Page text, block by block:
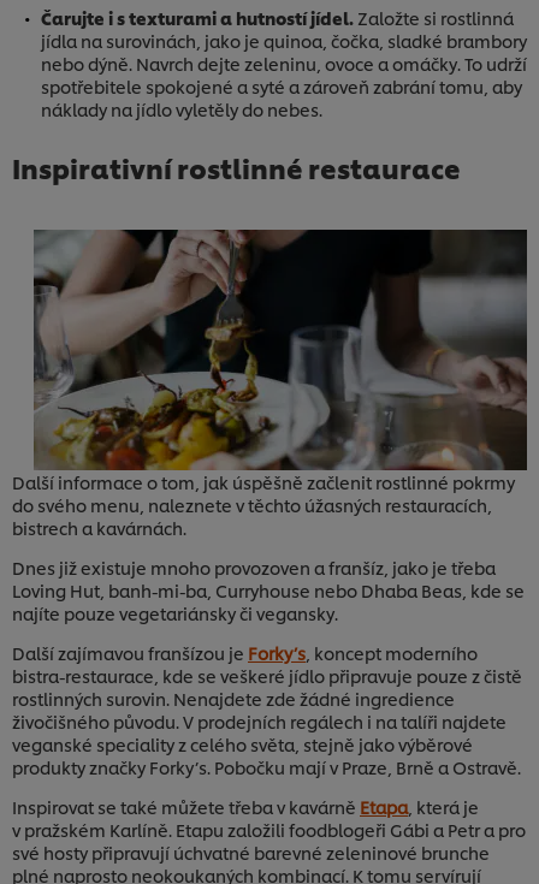
Čarujte i s texturami a hutností jídel. Založte si rostlinná
jídla na surovinách, jako je quinoa, čočka, sladké brambory
nebo dýně. Navrch dejte zeleninu, ovoce a omáčky. To udrží
spotřebitele spokojené a syté a zároveň zabrání tomu, aby
náklady na jídlo vyletěly do nebes.
Inspirativní rostlinné restaurace
Další informace o tom, jak úspěšně začlenit rostlinné pokrmy
do svého menu, naleznete v těchto úžasných restauracích,
bistrech a kavárnách.
Dnes již existuje mnoho provozoven a franšíz, jako je třeba
Loving Hut, banh-mi-ba, Curryhouse nebo Dhaba Beas, kde se
najíte pouze vegetariánsky či vegansky.
Další zajímavou franšízou je Forky’s , koncept moderního
bistra-restaurace, kde se veškeré jídlo připravuje pouze z čistě
rostlinných surovin. Nenajdete zde žádné ingredience
živočišného původu. V prodejních regálech i na talíři najdete
veganské speciality z celého světa, stejně jako výběrové
produkty značky Forky’s. Pobočku mají v Praze, Brně a Ostravě.
Inspirovat se také můžete třeba v kavárně Etapa, která je
v pražském Karlíně. Etapu založili foodblogeři Gábi a Petr a pro
své hosty připravují úchvatné barevné zeleninové brunche
plné naprosto neokoukaných kombinací. K tomu servírují